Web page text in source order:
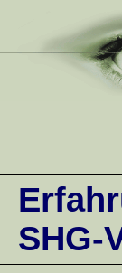
SHG-